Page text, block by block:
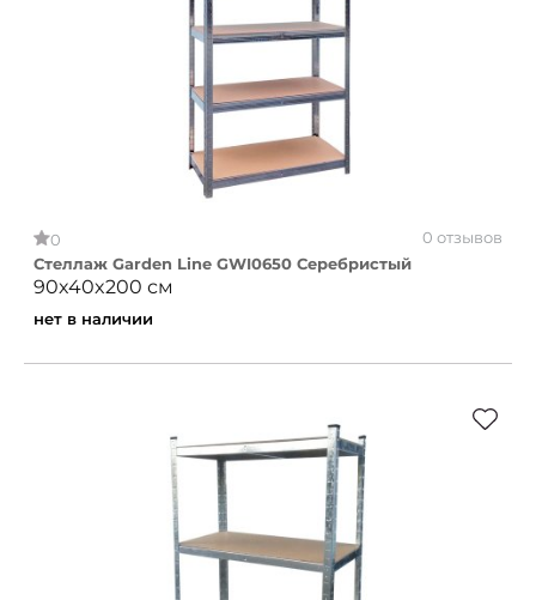
0
0 отзывов
Стеллаж Garden Line GWI0650 Серебристый
90x40x200 см
нет в наличии